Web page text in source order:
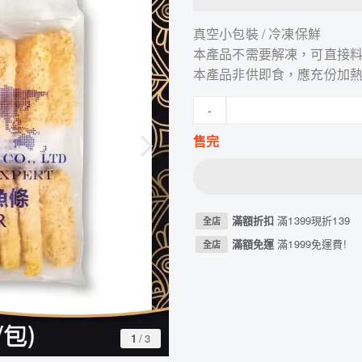
1 /3
真空小包裝 / 冷凍保鮮
本產品不需要解凍，可直接
本產品非供即食，應充份加
-
售完
全店 滿額折扣滿1399現折139
全店 滿額免運滿1999免運費!